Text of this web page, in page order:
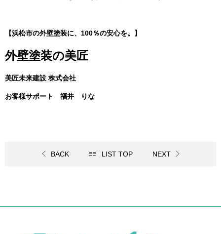
【浜松市の外壁塗装に、100％の安心を。】
外壁塗装の美匠
美匠未来建設 株式会社
お客様サポート 福井 りな
BACK LIST TOP NEXT